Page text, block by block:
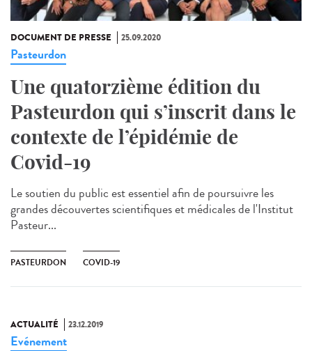
DOCUMENT DE PRESSE 25.09.2020
Pasteurdon
Une quatorzième édition du
Pasteurdon qui s’inscrit dans le
contexte de l’épidémie de
Covid-19
Le soutien du public est essentiel afin de poursuivre les
grandes découvertes scientifiques et médicales de l'Institut
Pasteur...
PASTEURDON COVID-19
ACTUALITÉ 23.12.2019
Evénement